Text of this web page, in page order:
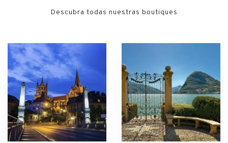
Descubra todas nuestras boutiques